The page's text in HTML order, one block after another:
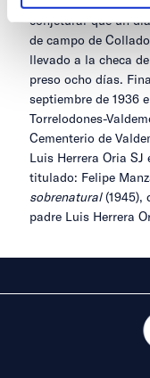
conjeturar que un
de campo de
llevado a la checa
preso ocho días.
septiembre de 1936
Torrelodones-
Cementerio de
Luis Herrera Oria
titulado: Felipe
sobrenatural(1945),
padre Luis Herrera